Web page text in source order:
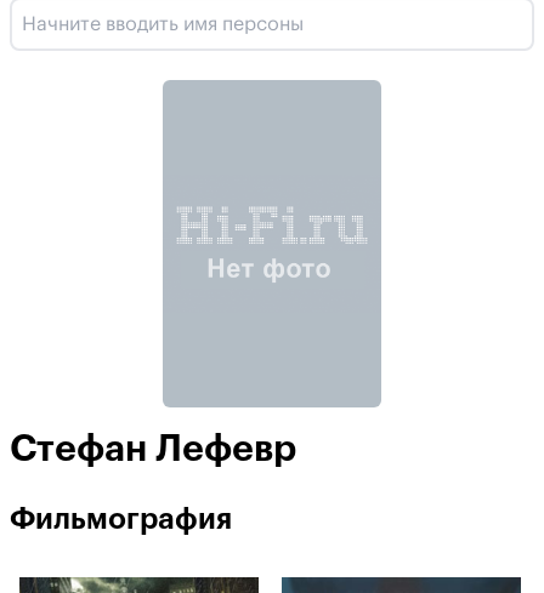
Стефан Лефевр
Фильмография